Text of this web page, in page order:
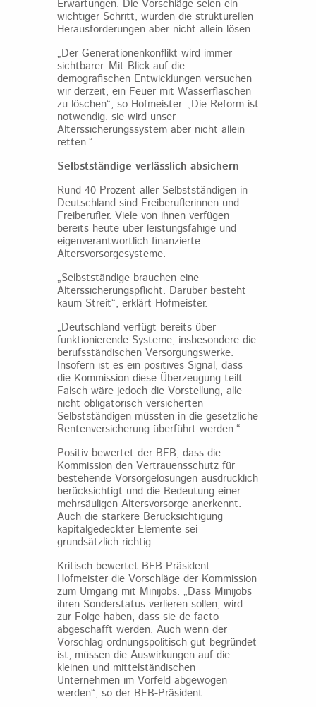
Erwartungen. Die Vorschläge seien ein
wichtiger Schritt, würden die strukturellen
Herausforderungen aber nicht allein lösen.
„Der Generationenkonflikt wird immer
sichtbarer. Mit Blick auf die
demografischen Entwicklungen versuchen
wir derzeit, ein Feuer mit Wasserflaschen
zu löschen“, so Hofmeister. „Die Reform ist
notwendig, sie wird unser
Alterssicherungssystem aber nicht allein
retten.“
Selbstständige verlässlich absichern
Rund 40 Prozent aller Selbstständigen in
Deutschland sind Freiberuflerinnen und
Freiberufler. Viele von ihnen verfügen
bereits heute über leistungsfähige und
eigenverantwortlich finanzierte
Altersvorsorgesysteme.
„Selbstständige brauchen eine
Alterssicherungspflicht. Darüber besteht
kaum Streit“, erklärt Hofmeister.
„Deutschland verfügt bereits über
funktionierende Systeme, insbesondere die
berufsständischen Versorgungswerke.
Insofern ist es ein positives Signal, dass
die Kommission diese Überzeugung teilt.
Falsch wäre jedoch die Vorstellung, alle
nicht obligatorisch versicherten
Selbstständigen müssten in die gesetzliche
Rentenversicherung überführt werden.“
Positiv bewertet der BFB, dass die
Kommission den Vertrauensschutz für
bestehende Vorsorgelösungen ausdrücklich
berücksichtigt und die Bedeutung einer
mehrsäuligen Altersvorsorge anerkennt.
Auch die stärkere Berücksichtigung
kapitalgedeckter Elemente sei
grundsätzlich richtig.
Kritisch bewertet BFB-Präsident
Hofmeister die Vorschläge der Kommission
zum Umgang mit Minijobs. „Dass Minijobs
ihren Sonderstatus verlieren sollen, wird
zur Folge haben, dass sie de facto
abgeschafft werden. Auch wenn der
Vorschlag ordnungspolitisch gut begründet
ist, müssen die Auswirkungen auf die
kleinen und mittelständischen
Unternehmen im Vorfeld abgewogen
werden“, so der BFB-Präsident.